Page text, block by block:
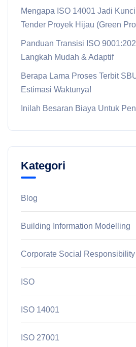
Mengapa ISO 14001 Jadi
Tender Proyek Hijau (Green
Panduan Transisi ISO
Langkah Mudah & Adaptif
Berapa Lama Proses Terbit
Estimasi Waktunya!
Inilah Besaran Biaya Untuk
Kategori
Blog
Building Information Modelling
Corporate Social Responsibility
ISO
ISO 14001
ISO 27001